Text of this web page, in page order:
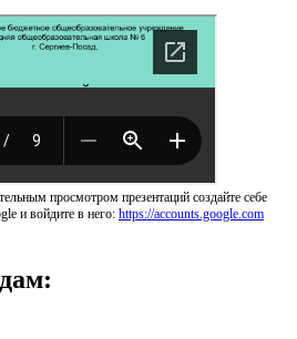
просмотром презентаций создайте себе
и войдите в него: https://accounts.google.com